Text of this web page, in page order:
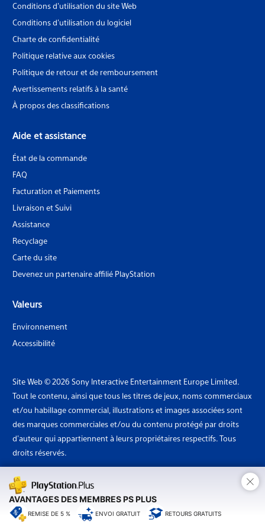
AVANTAGES DES MEMBRES PS PLUS
REMISE DE 5 % ENVOI GRATUIT RETOURS GRATUITS
×
Conditions d'utilisation du site Web
Conditions d'utilisation du logiciel
Charte de confidentialité
Politique relative aux cookies
Politique de retour et de remboursement
Avertissements relatifs à la santé
À propos des classifications
Aide et assistance
État de la commande
FAQ
Facturation et Paiements
Livraison et Suivi
Assistance
Recyclage
Carte du site
Devenez un partenaire affilié PlayStation
Valeurs
Environnement
Accessibilité
Site Web © 2026 Sony Interactive Entertainment Europe Limited.
Tout le contenu, ainsi que tous les titres de jeux, noms commerciaux
et/ou habillage commercial, illustrations et images associées sont
des marques commerciales et/ou du contenu protégé par droits
d'auteur qui appartiennent à leurs propriétaires respectifs. Tous
droits réservés.
Pays: Belgique